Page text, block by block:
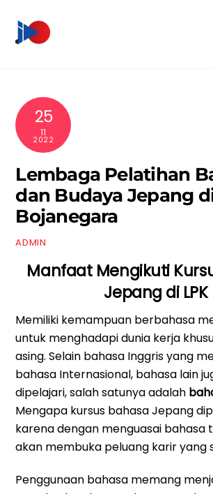
content
25
11
2022
Lembaga Pelatihan
dan Budaya Jepang
Bojanegara
ADMIN
Manfaat Mengikuti
Jepang di LPK
Memiliki kemampuan berbahasa
untuk menghadapi dunia kerja
asing. Selain bahasa Inggris yang
bahasa Internasional, bahasa lain
dipelajari, salah satunya adalah
Mengapa kursus bahasa Jepang
karena dengan menguasai bahasa
akan membuka peluang karir yang
Penggunaan bahasa memang